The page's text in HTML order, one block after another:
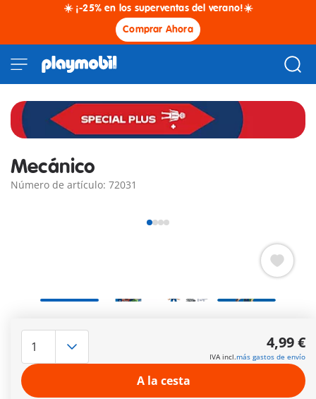
☀️ ¡-25% en los superventas del verano!☀️
Comprar Ahora
Mecánico
Número de artículo: 72031
para el próximo trabajo! Con una llave de tuercas, un bidón
de aceite y una caja repleta de herramientas, hará que
cualquier motor vuelva a funcionar.
Más información
4,99 €
IVA incl.más gastos de envío
A la cesta